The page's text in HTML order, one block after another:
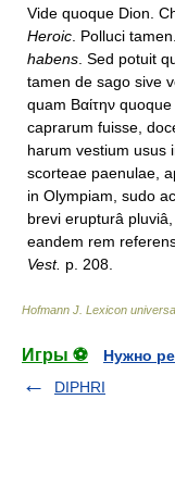
Vide quoque Dion.
Heroic . Polluci
habens . Sed potuit
tamen de sago sive
quam Βαίτην
caprarum fuisse,
harum vestium usus
scorteae paenulae,
in Olympiam, sudo
brevi erupturâ
eandem rem
Vest. p. 208.
Hofmann J. Lexicon
Игры ⚽
Нужно
DIPHRI